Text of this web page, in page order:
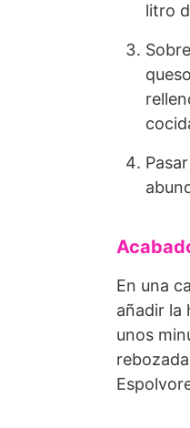
litro
En una
añadir la
unos